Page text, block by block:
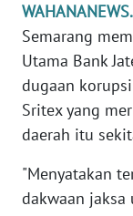
Semarang
Utama Bank
dugaan
Sritex yang
daerah itu
"Menyatakan
dakwaan jaksa
Informasi
INDEKS
BERITA
KAMI